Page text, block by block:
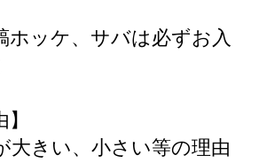
ホッケ、サバは必ずお入
大きい、小さい等の理由